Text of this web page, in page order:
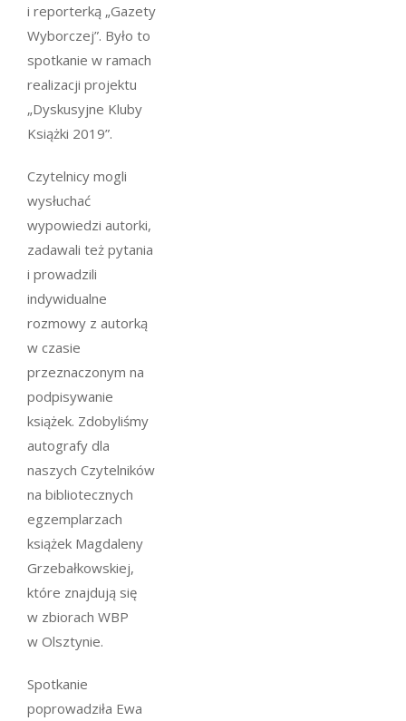
i reporterką „Gazety
Wyborczej”. Było to
spotkanie w ramach
realizacji projektu
„Dyskusyjne Kluby
Książki 2019”.
Czytelnicy mogli
wysłuchać
wypowiedzi autorki,
zadawali też pytania
i prowadzili
indywidualne
rozmowy z autorką
w czasie
przeznaczonym na
podpisywanie
książek. Zdobyliśmy
autografy dla
naszych Czytelników
na bibliotecznych
egzemplarzach
książek Magdaleny
Grzebałkowskiej,
które znajdują się
w zbiorach WBP
w Olsztynie.
Spotkanie
poprowadziła Ewa